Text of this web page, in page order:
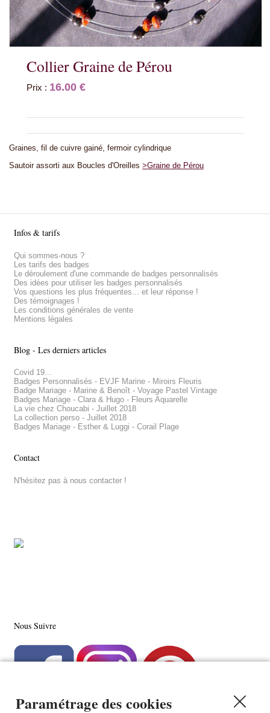
Collier Graine de Pérou
Prix : 16.00 €
Graines, fil de cuivre gainé, fermoir cylindrique
Sautoir assorti aux Boucles d'Oreilles >Graine de Pérou
Infos & tarifs
Qui sommes-nous ?
Les tarifs des badges
Le déroulement d'une commande de badges personnalisés
Des idées pour utiliser les badges personnalisés
Vos questions les plus fréquentes... et leur réponse !
Des témoignages !
Les conditions générales de vente
Mentions légales
Blog - Les derniers articles
Covid 19...
Badges Personnalisés - EVJF Marine - Miroirs Fleuris
Badge Mariage - Marine & Benoît - Voyage Pastel Vintage
Badges Mariage - Clara & Hugo - Fleurs Aquarelle
La vie chez Choucabi - Juillet 2018
La collection perso - Juillet 2018
Badges Mariage - Esther & Luggi - Corail Plage
Contact
N'hésitez pas à nous contacter !
Nous Suivre
Paramétrage des cookies